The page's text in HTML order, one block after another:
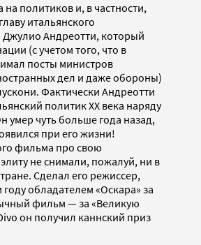
политиков и, в частности,
итальянского
Джулио Андреотти, который
(с учетом того, что в
посты министров
дел и даже обороны)
Фактически Андреотти
политик XX века наряду
умер чуть больше года назад,
при его жизни!
фильма про свою
не снимали, пожалуй, ни в
Сделал его режиссер,
обладателем «Оскара» за
фильм — за «Великую
он получил каннский приз